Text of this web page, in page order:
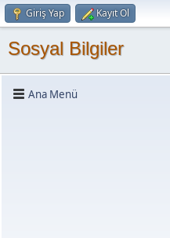
Giriş Yap Kayıt Ol
Sosyal Bilgiler
Ana Menü